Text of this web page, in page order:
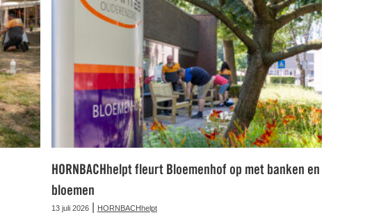
HORNBACHhelpt fleurt Bloemenhof op met banken en
bloemen
13 juli 2026| HORNBACHhelpt